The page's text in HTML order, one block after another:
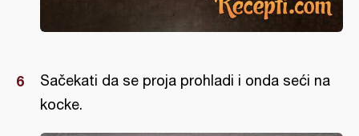
Sačekati da se proja prohladi i onda seći na
kocke.